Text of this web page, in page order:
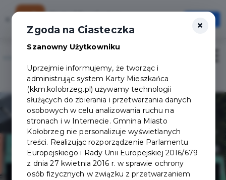
Szybciej, wygodniej, zawsze pod ręką
Otwórz
Logowanie/Rejestracja
×
Zgoda na Ciasteczka
Szanowny Użytkowniku
Uprzejmie informujemy, że tworząc i
administrując system Karty Mieszkańca
(kkm.kolobrzeg.pl) używamy technologii
służących do zbierania i przetwarzania danych
osobowych w celu analizowania ruchu na
stronach i w Internecie. Gmnina Miasto
Kołobrzeg nie personalizuje wyświetlanych
treści. Realizując rozporządzenie Parlamentu
Europejskiego i Rady Unii Europejskiej 2016/679
z dnia 27 kwietnia 2016 r. w sprawie ochrony
osób fizycznych w związku z przetwarzaniem